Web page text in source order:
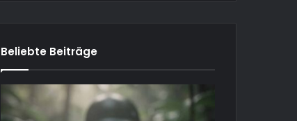
Beliebte Beiträge